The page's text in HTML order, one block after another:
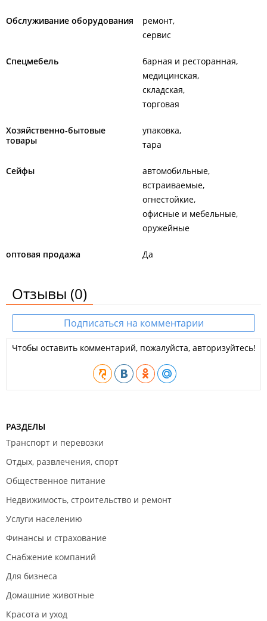
Обслуживание оборудования
ремонт
сервис
Спецмебель
барная и ресторанная
медицинская
складская
торговая
Хозяйственно-бытовые
товары
упаковка
тара
Сейфы
автомобильные
встраиваемые
огнестойкие
офисные и мебельные
оружейные
оптовая продажа Да
Отзывы (0)
Подписаться на комментарии
Чтобы оставить комментарий, пожалуйста, авторизуйтесь!
РАЗДЕЛЫ
Транспорт и перевозки
Отдых, развлечения, спорт
Общественное питание
Недвижимость, строительство и ремонт
Услуги населению
Финансы и страхование
Снабжение компаний
Для бизнеса
Домашние животные
Красота и уход